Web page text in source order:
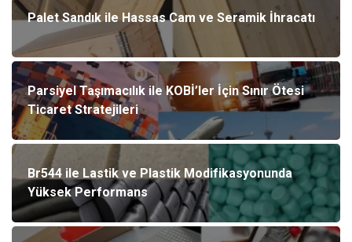
Palet Sandık ile Hassas Cam ve Seramik İhracatı
Parsiyel Taşımacılık ile KOBİ’ler İçin Sınır Ötesi
Ticaret Stratejileri
Br544 ile Lastik ve Plastik Modifikasyonunda
Yüksek Performans